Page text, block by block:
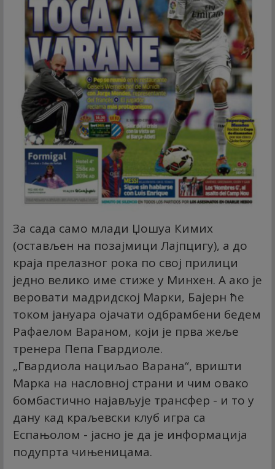
За сада само млади Џошуа Кимих
(остављен на позајмици Лајпцигу), а до
краја прелазног рока по свој прилици
једно велико име стиже у Минхен. А ако је
веровати мадридској Марки, Бајерн ће
током јануара ојачати одбрамбени бедем
Рафаелом Вараном, који је прва жеље
тренера Пепа Гвардиоле.
„Гвардиола нациљао Варана“, вришти
Марка на насловној страни и чим овако
бомбастично најављује трансфер - и то у
дану кад краљевски клуб игра са
Еспањолом - јасно је да је информација
подупрта чињеницама.